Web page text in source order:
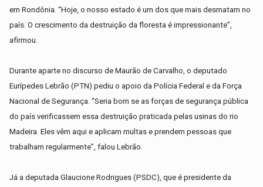
em Rondônia. “Hoje, o nosso estado é um dos que mais desmatam no
país. O crescimento da destruição da floresta é impressionante”,
afirmou.
Durante aparte no discurso de Maurão de Carvalho, o deputado
Eurípedes Lebrão (PTN) pediu o apoio da Polícia Federal e da Força
Nacional de Segurança. “Seria bom se as forças de segurança pública
do país verificassem essa destruição praticada pelas usinas do rio
Madeira. Eles vêm aqui e aplicam multas e prendem pessoas que
trabalham regularmente”, falou Lebrão.
Já a deputada Glaucione Rodrigues (PSDC), que é presidente da